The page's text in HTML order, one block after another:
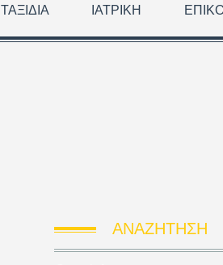
ΤΑΞΊΔΙΑ ΙΑΤΡΙΚΉ
ΑΝΑΖΉΤΗΣΗ